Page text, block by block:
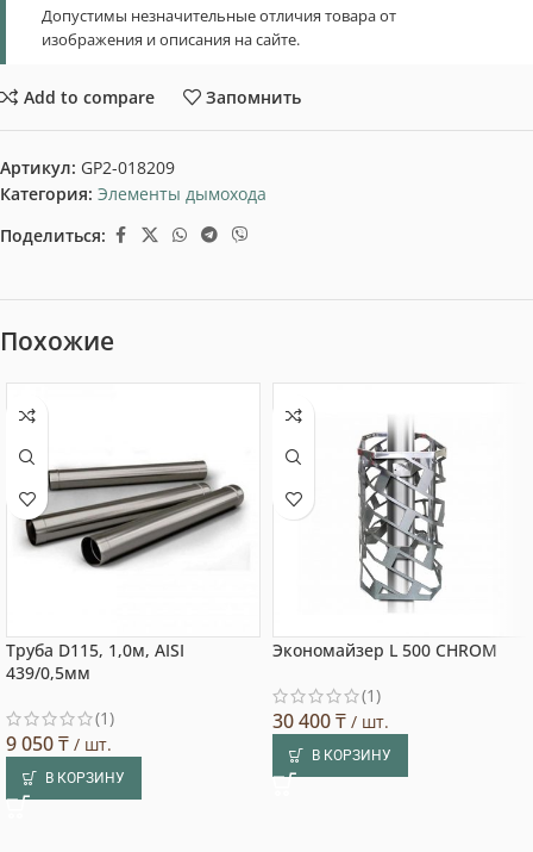
Допустимы незначительные отличия товара от
изображения и описания на сайте.
Add to compare Запомнить
Артикул: GP2-018209
Категория: Элементы дымохода
Поделиться:
Похожие
Труба D115, 1,0м, AISI
439/0,5мм
(1)
9 050₸ / шт.
В КОРЗИНУ
Экономайзер L 500 CHROM
(1)
30 400₸ / шт.
В КОРЗИНУ